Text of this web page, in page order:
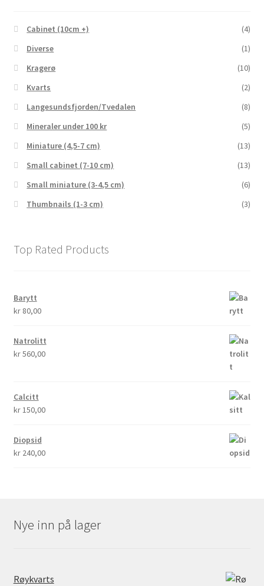
Cabinet (10cm +)
(4)
Diverse
(1)
Kragerø
(10)
Kvarts
(2)
Langesundsfjorden/Tvedalen
(8)
Mineraler under 100 kr
(5)
Miniature (4,5-7 cm)
(13)
Small cabinet (7-10 cm)
(13)
Small miniature (3-4,5 cm)
(6)
Thumbnails (1-3 cm)
(3)
Top Rated Products
Barytt
kr80,00
Natrolitt
kr560,00
Calcitt
kr150,00
Diopsid
kr240,00
Nye inn på lager
Røykvarts